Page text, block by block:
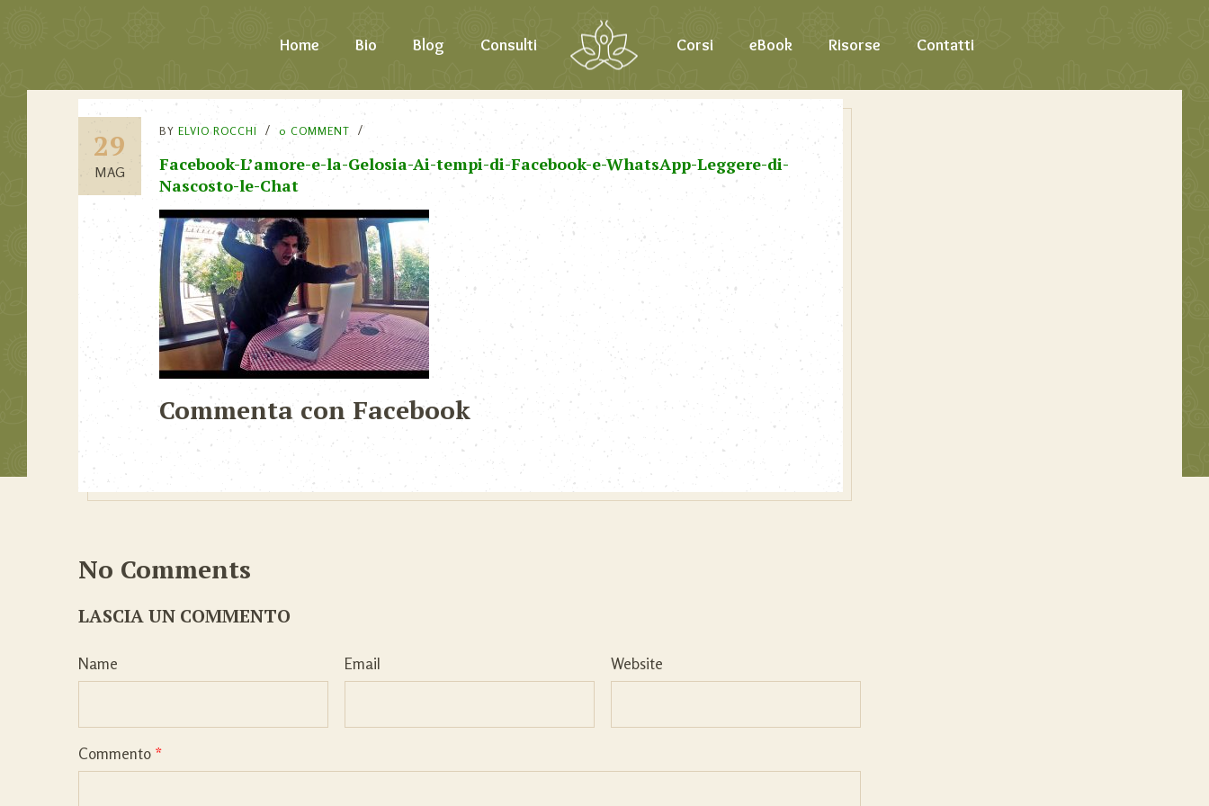
Home Bio Blog Consulti Corsi eBook Risorse Contatti
29
MAG
BY ELVIO ROCCHI 0 COMMENT
Facebook-L’amore-e-la-Gelosia-Ai-tempi-di-Facebook-e-WhatsApp-Leggere-di-
Nascosto-le-Chat
Commenta con Facebook
No Comments
LASCIA UN COMMENTO
Name Email Website
Commento *